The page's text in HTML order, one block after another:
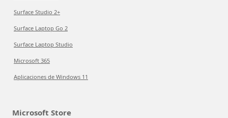
Surface Studio 2+
Surface Laptop Go 2
Surface Laptop Studio
Microsoft 365
Aplicaciones de Windows 11
Microsoft Store